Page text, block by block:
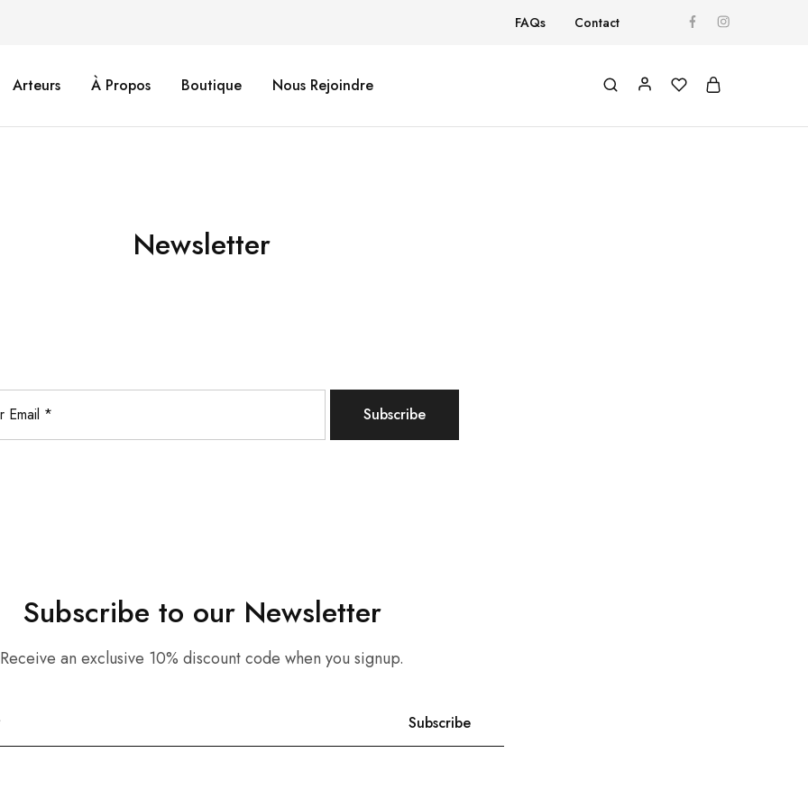
FAQs Contact
Arteurs À Propos Boutique Nous Rejoindre
Newsletter
Subscribe to our Newsletter
Receive an exclusive 10% discount code when you signup.